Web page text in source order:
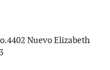
Nuevo Elizabeth